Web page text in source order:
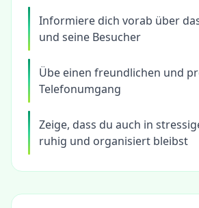
Informiere dich vorab über
und seine Besucher
Übe einen freundlichen und
Telefonumgang
Zeige, dass du auch in
ruhig und organisiert bleibst